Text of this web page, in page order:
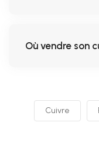
Où vendre son
Cuivre